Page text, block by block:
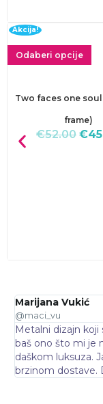
Akcija!
Odaberi opcije
Two faces one
frame)
€52.00 €
Marijana Vukić
@maci_vu
Metalni dizajn koji
baš ono što mi je
daškom luksuza.
brzinom dostave.